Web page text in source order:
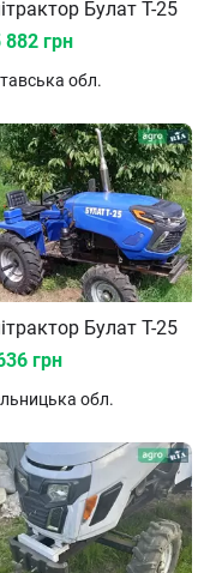
Булат T-25
882 грн
обл.
Булат T-25
грн
обл.